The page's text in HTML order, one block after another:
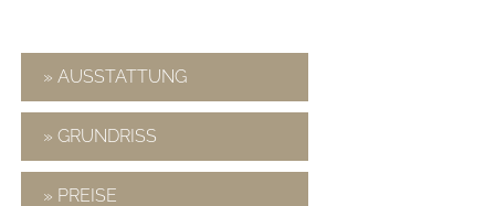
» AUSSTATTUNG
» GRUNDRISS
» PREISE